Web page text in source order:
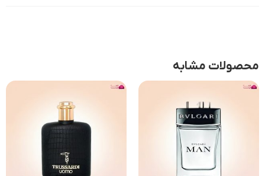
محصولات مشابه